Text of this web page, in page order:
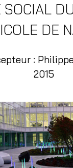
SOCIAL
DE
:
2015